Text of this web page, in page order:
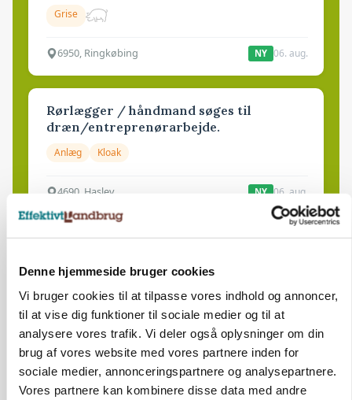
Denne hjemmeside bruger cookies
Vi bruger cookies til at tilpasse vores indhold og annoncer,
til at vise dig funktioner til sociale medier og til at
analysere vores trafik. Vi deler også oplysninger om din
brug af vores website med vores partnere inden for
sociale medier, annonceringspartnere og analysepartnere.
Vores partnere kan kombinere disse data med andre
Grise
6950, Ringkøbing NY 06. aug.
Rørlægger / håndmand søges til
dræn/entreprenørarbejde.
Anlæg Kloak
4690, Haslev NY 06. aug.
Maskinstation
Godstransport
4700, Næstved 03. aug.
Medarbejdere til griseproduktion